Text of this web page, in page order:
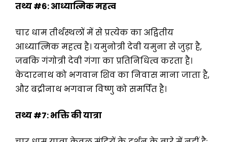
तथ्य#6:आध्यात्मिक महत्व
चार धाम तीर्थस्थलों में से प्रत्येक का अद्वितीय
आध्यात्मिक महत्व है। यमुनोत्री देवी यमुना से जुड़ा है,
जबकि गंगोत्री देवी गंगा का प्रतिनिधित्व करता है।
केदारनाथ को भगवान शिव का निवास माना जाता है,
और बद्रीनाथ भगवान विष्णु को समर्पित है।
तथ्य#7:भक्ति की यात्रा